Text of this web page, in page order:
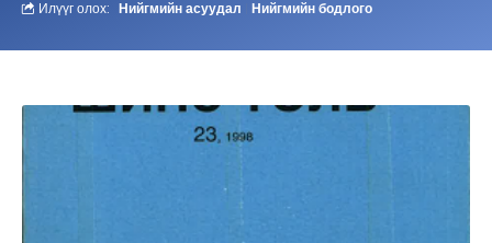
Илүүг олох: Нийгмийн асуудал Нийгмийн бодлого